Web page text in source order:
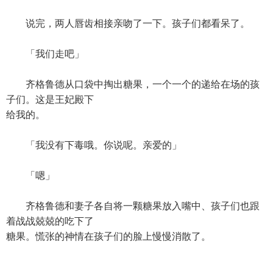
说完，两人唇齿相接亲吻了一下。孩子们都看呆了。
「我们走吧」
齐格鲁德从口袋中掏出糖果，一个一个的递给在场的孩
子们。这是王妃殿下
给我的。
「我没有下毒哦。你说呢。亲爱的」
「嗯」
齐格鲁德和妻子各自将一颗糖果放入嘴中、孩子们也跟
着战战兢兢的吃下了
糖果。慌张的神情在孩子们的脸上慢慢消散了。